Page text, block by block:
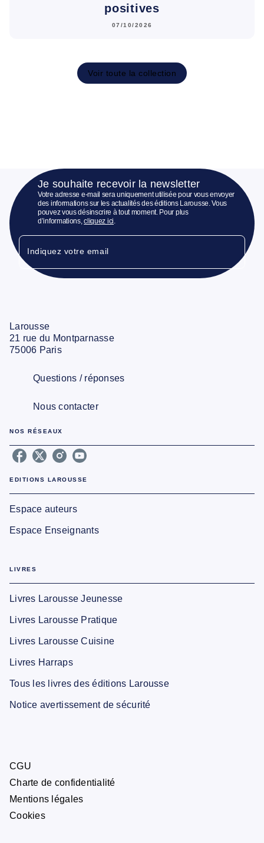
positives
07/10/2026
Voir toute la collection
Je souhaite recevoir la newsletter
Votre adresse e-mail sera uniquement utilisée pour vous envoyer
des informations sur les actualités des éditions Larousse. Vous
pouvez vous désinscrire à tout moment. Pour plus
d’informations,cliquez ici.
Indiquez votre email
Larousse
21 rue du Montparnasse
75006 Paris
Questions / réponses
Nous contacter
NOS RÉSEAUX
EDITIONS LAROUSSE
Espace auteurs
Espace Enseignants
LIVRES
Livres Larousse Jeunesse
Livres Larousse Pratique
Livres Larousse Cuisine
Livres Harraps
Tous les livres des éditions Larousse
Notice avertissement de sécurité
CGU
Charte de confidentialité
Mentions légales
Cookies